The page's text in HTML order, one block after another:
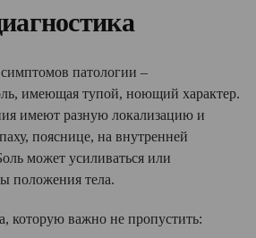
патологии –
имеющая тупой, ноющий характер.
имеют разную локализацию и
пояснице, на внутренней
может усиливаться или
положения тела.
которую важно не пропустить: